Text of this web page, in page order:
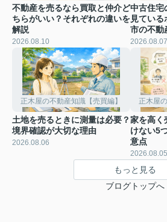
不動産を売るなら買取と仲介ど
ちらがいい？それぞれの違いを
解説
2026.08.10
中古住宅
見てい
市の不動
2026.08.07
正木屋の不動産知識【売買編】
土地を売るときに測量は必要？
境界確認が大切な理由
2026.08.06
正木屋
家を高く
けない5
意点
2026.08.05
もっと見る
ブログトップへ